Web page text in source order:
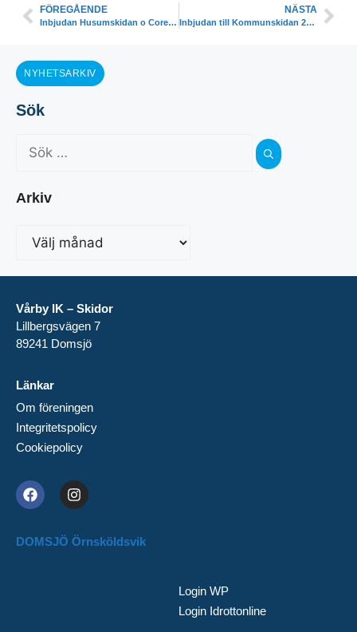
NYHETSARKIV
Sök
Arkiv
FÖREGÅENDE
Inbjudan Husumskidan o CoreIT Racet 27-28/1
NÄSTA
Inbjudan till Kommunskidan 2018 del 1 Husum
Vårby IK – Skidor
Lillbergsvägen 7
89241 Domsjö
Länkar
Om föreningen
Integritetspolicy
Cookiepolicy
DOMSJÖ Örnsköldsvik
Login WP
Login Idrottonline